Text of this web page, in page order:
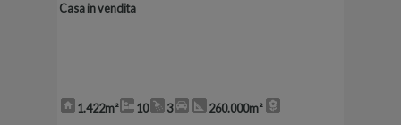
Casa in vendita
1.422m² 10 3 260.000m²